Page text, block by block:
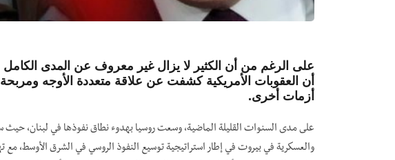
على الرغم من أن الكثير لا يزال غير معروف عن المدى الكامل
أن العقوبات الأمريكية كشفت عن علاقة متعددة الأوجه
أزمات أخرى.
على مدى السنوات القليلة الماضية، وسعت روسيا بهدوء نطاق نفوذها في لبنان، حيث
والعسكرية في بيروت في إطار استراتيجية توسيع النفوذ الروسي في الشرق الأوسط، مع